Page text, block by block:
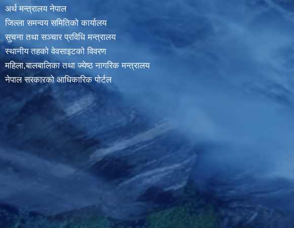
अर्थ मन्त्रालय नेपाल
जिल्ला समन्वय समितिको कार्यालय
सुचना तथा सञ्चार प्रविधि मन्त्रालय
स्थानीय तहकाे वेवसाइटकाे विवरण
महिला,बालबालिका तथा ज्येष्ठ नागरिक मन्त्रालय
नेपाल सरकारको आधिकारिक पोर्टल